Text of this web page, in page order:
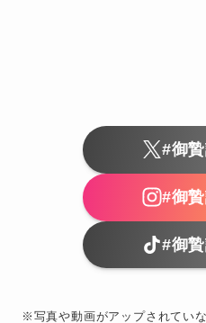
#御
#御
#御
※写真や動画がアップされてい